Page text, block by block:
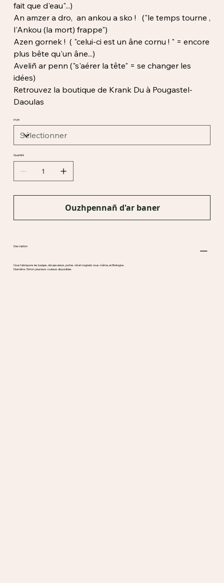
fait que d'eau"...)
An amzer a dro, an ankou a sko ! ("le temps tourne ,
l'Ankou (la mort) frappe")
Azen gornek ! ( "celui-ci est un âne cornu ! " = encore
plus bête qu'un âne...)
Aveliñ ar penn ("s'aérer la tête" = se changer les
idées)
Retrouvez la boutique de Krank Du à Pougastel-
Daoulas
style
Quantité
Ouzhpennañ d'ar baner
Description
Nous fabriquons les badges, décapsuleurs, portes-clé et magnets nous-même, en Bretagne.
Diamètre : 56mm, plusieurs couleurs disponibles.